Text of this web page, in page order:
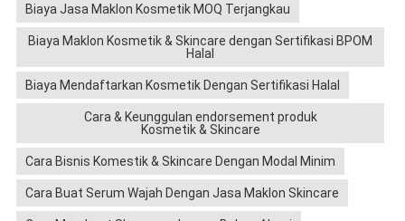
Biaya Jasa Maklon Kosmetik MOQ Terjangkau
Biaya Maklon Kosmetik & Skincare dengan Sertifikasi BPOM
Halal
Biaya Mendaftarkan Kosmetik Dengan Sertifikasi Halal
Cara & Keunggulan endorsement produk
Kosmetik & Skincare
Cara Bisnis Komestik & Skincare Dengan Modal Minim
Cara Buat Serum Wajah Dengan Jasa Maklon Skincare